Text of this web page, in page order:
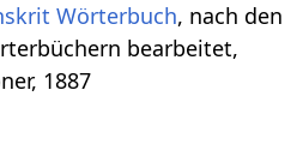
Wörterbuch, nach den
bearbeitet,
1887